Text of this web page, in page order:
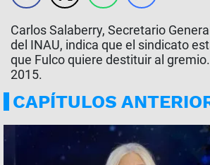
Carlos Salaberry, Secretario
del INAU, indica que el sindicato
que Fulco quiere destituir al
2015.
CAPÍTULOS